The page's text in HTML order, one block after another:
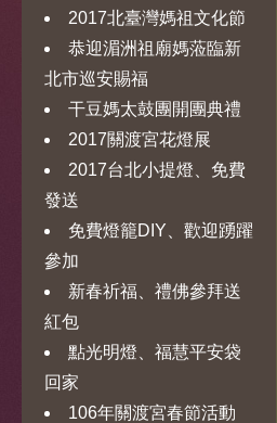
2017北臺灣媽祖文化節
恭迎湄洲祖廟媽蒞臨新
北市巡安賜福
干豆媽太鼓團開團典禮
2017關渡宮花燈展
2017台北小提燈、免費
發送
免費燈籠DIY、歡迎踴躍
參加
新春祈福、禮佛參拜送
紅包
點光明燈、福慧平安袋
回家
106年關渡宮春節活動